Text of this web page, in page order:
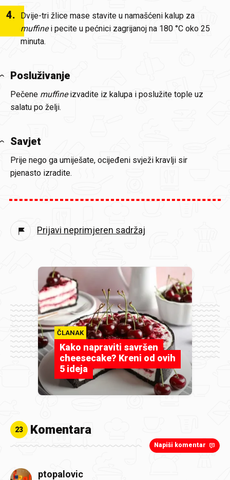
4.
Dvije-tri žlice mase stavite u namašćeni kalup za
muffinei pecite u pećnici zagrijanoj na 180 °C oko 25
minuta.
Posluživanje
Pečene muffineizvadite iz kalupa i poslužite tople uz
salatu po želji.
Savjet
Prije nego ga umiješate, ocijeđeni svježi kravlji sir
pjenasto izradite.
Prijavi neprimjeren sadržaj
ČLANAK
Kako napraviti savršen
cheesecake? Kreni od ovih
5 ideja
23 Komentara
Napiši komentar
ptopalovic